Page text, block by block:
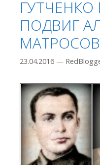
ПОДВИГ
23.04.2016 —